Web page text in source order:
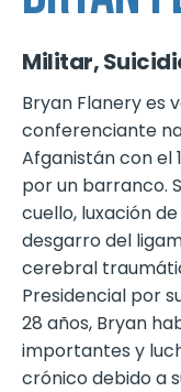
Militar,
Bryan Flanery es
conferenciante
Afganistán con el
por un barranco.
cuello, luxación
desgarro del
cerebral
Presidencial por
28 años, Bryan
importantes y
crónico debido a